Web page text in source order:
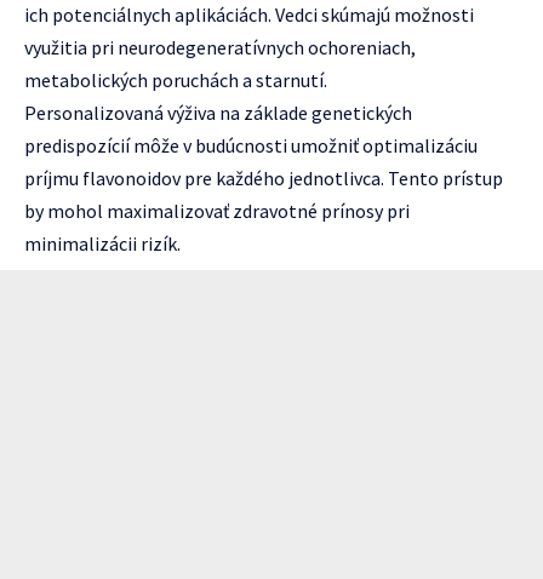
ich potenciálnych aplikáciách. Vedci skúmajú možnosti
využitia pri neurodegeneratívnych ochoreniach,
metabolických poruchách a starnutí.
Personalizovaná výživa na základe genetických
predispozícií môže v budúcnosti umožniť optimalizáciu
príjmu flavonoidov pre každého jednotlivca. Tento prístup
by mohol maximalizovať zdravotné prínosy pri
minimalizácii rizík.